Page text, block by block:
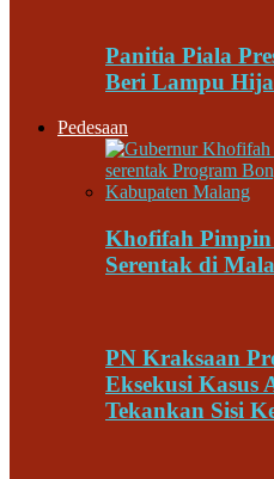
Panitia Piala
Beri Lampu
Pedesaan
Khofifah Pimpin
Serentak di
PN Kraksaan
Eksekusi Kasus
Tekankan Sisi